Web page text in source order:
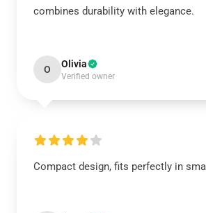
combines durability with elegance.
O Olivia
Verified owner
Compact design, fits perfectly in